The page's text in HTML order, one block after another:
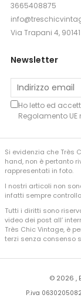
3665408875
Via Trapani 4,
Newsletter
Ho letto ed
Regolamento UE
Si evidenzia che Très
hand, non è pertanto
rappresentati in foto.
I nostri articoli non
infatti sempre
Tutti i diritti sono
video dei post all’
Très Chic Vintage, è
terzi senza consenso
© 2026 ,
P.iva